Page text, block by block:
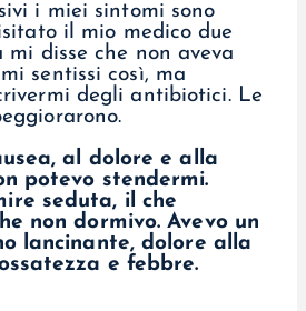
i miei sintomi sono
il mio medico due
disse che non aveva
sentissi così, ma
degli antibiotici. Le
al dolore e alla
potevo stendermi.
seduta, il che
non dormivo. Avevo un
lancinante, dolore alla
e febbre.